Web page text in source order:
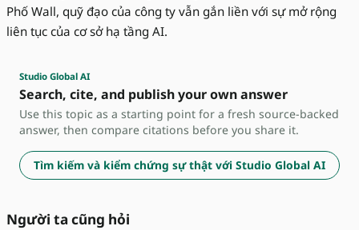
Phố Wall, quỹ đạo của công ty vẫn gắn liền với sự mở rộng
liên tục của cơ sở hạ tầng AI.
Studio Global AI
Search, cite, and publish your own answer
Use this topic as a starting point for a fresh source-backed
answer, then compare citations before you share it.
Tìm kiếm và kiểm chứng sự thật với Studio Global AI
Người ta cũng hỏi